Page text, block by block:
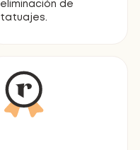
eliminación de
tatuajes.